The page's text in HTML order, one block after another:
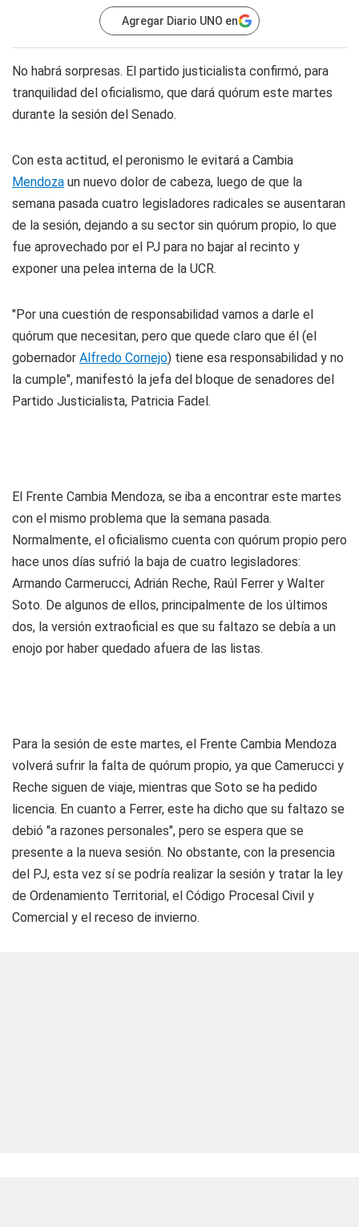
Agregar Diario UNO en
No habrá sorpresas. El partido justicialista confirmó, para
tranquilidad del oficialismo, que dará quórum este martes
durante la sesión del Senado.
Con esta actitud, el peronismo le evitará a Cambia
Mendoza un nuevo dolor de cabeza, luego de que la
semana pasada cuatro legisladores radicales se ausentaran
de la sesión, dejando a su sector sin quórum propio, lo que
fue aprovechado por el PJ para no bajar al recinto y
exponer una pelea interna de la UCR.
"Por una cuestión de responsabilidad vamos a darle el
quórum que necesitan, pero que quede claro que él (el
gobernador Alfredo Cornejo) tiene esa responsabilidad y no
la cumple", manifestó la jefa del bloque de senadores del
Partido Justicialista, Patricia Fadel.
El Frente Cambia Mendoza, se iba a encontrar este martes
con el mismo problema que la semana pasada.
Normalmente, el oficialismo cuenta con quórum propio pero
hace unos días sufrió la baja de cuatro legisladores:
Armando Carmerucci, Adrián Reche, Raúl Ferrer y Walter
Soto. De algunos de ellos, principalmente de los últimos
dos, la versión extraoficial es que su faltazo se debía a un
enojo por haber quedado afuera de las listas.
Para la sesión de este martes, el Frente Cambia Mendoza
volverá sufrir la falta de quórum propio, ya que Camerucci y
Reche siguen de viaje, mientras que Soto se ha pedido
licencia. En cuanto a Ferrer, este ha dicho que su faltazo se
debió "a razones personales", pero se espera que se
presente a la nueva sesión. No obstante, con la presencia
del PJ, esta vez sí se podría realizar la sesión y tratar la ley
de Ordenamiento Territorial, el Código Procesal Civil y
Comercial y el receso de invierno.